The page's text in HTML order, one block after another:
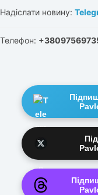
Надіслати новину:
Телефон: